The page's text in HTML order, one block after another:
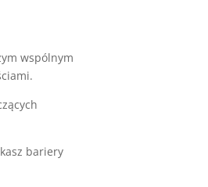
wspólnym
bariery